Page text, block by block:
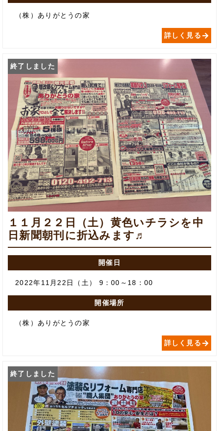
（株）ありがとうの家
詳しく見る
１１月２２日（土）黄色いチラシを中
日新聞朝刊に折込みます♬
開催日
2022年11月22日（土） 9：00～18：00
開催場所
（株）ありがとうの家
詳しく見る
終了しました
終了しました